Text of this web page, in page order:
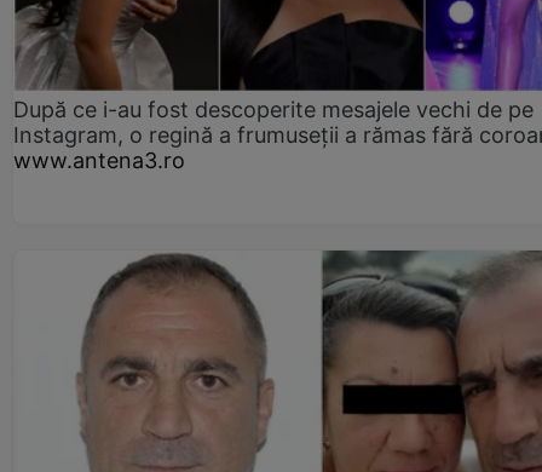
După ce i-au fost descoperite mesajele vechi de pe
Instagram, o regină a frumuseții a rămas fără
www.antena3.ro